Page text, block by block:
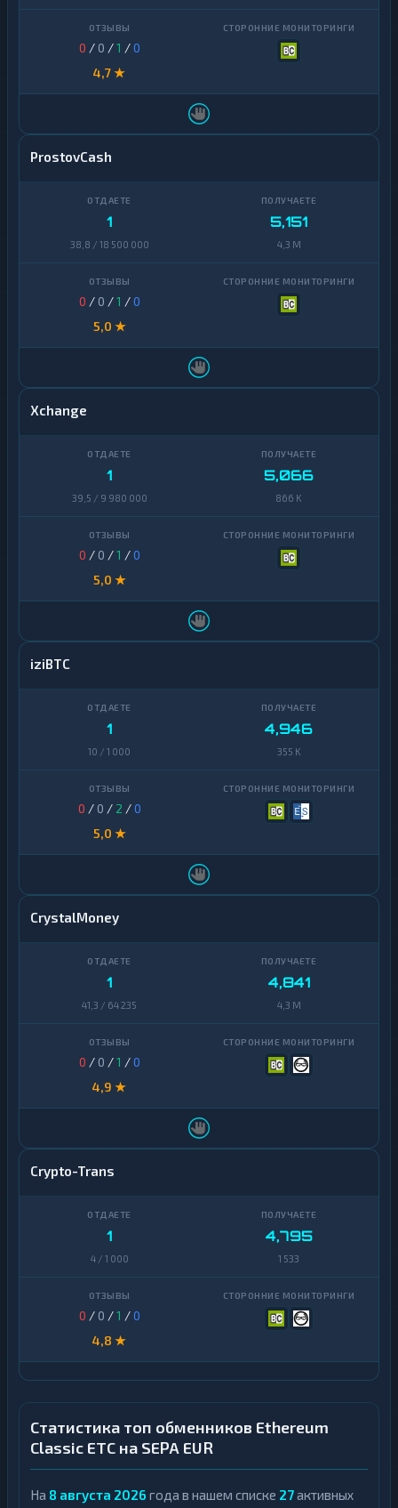
0 / 0 /1 /0
4,7 ★
ProstovCash
1
38,8 / 18 500 000
5,151
4,3 M
0 / 0 /1 /0
5,0 ★
Xchange
1
39,5 / 9 980 000
5,066
866 K
0 / 0 /1 /0
5,0 ★
iziBTC
1
10 / 1 000
4,946
355 K
0 / 0 / 2 /0
5,0 ★
CrystalMoney
1
41,3 / 64 235
4,841
4,3 M
0 / 0 /1 /0
4,9 ★
Crypto-Trans
1
4 / 1 000
4,795
1 533
0 / 0 /1 /0
4,8 ★
Статистика топ обменников Ethereum
Classic ETC на SEPA EUR
На 8 августа 2026 года в нашем списке 27активных